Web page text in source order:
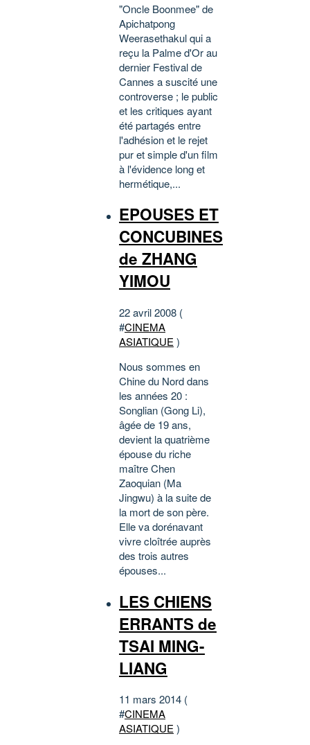
"Oncle Boonmee" de
Apichatpong
Weerasethakul qui a
reçu la Palme d'Or au
dernier Festival de
Cannes a suscité une
controverse ; le public
et les critiques ayant
été partagés entre
l'adhésion et le rejet
pur et simple d'un film
à l'évidence long et
hermétique,...
EPOUSES ET
CONCUBINES
de ZHANG
YIMOU
22 avril 2008 (
#CINEMA
ASIATIQUE )
Nous sommes en
Chine du Nord dans
les années 20 :
Songlian (Gong Li),
âgée de 19 ans,
devient la quatrième
épouse du riche
maître Chen
Zaoquian (Ma
Jingwu) à la suite de
la mort de son père.
Elle va dorénavant
vivre cloîtrée auprès
des trois autres
épouses...
LES CHIENS
ERRANTS de
TSAI MING-
LIANG
11 mars 2014 (
#CINEMA
ASIATIQUE)